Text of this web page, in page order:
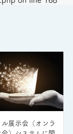
展示会（オンラ